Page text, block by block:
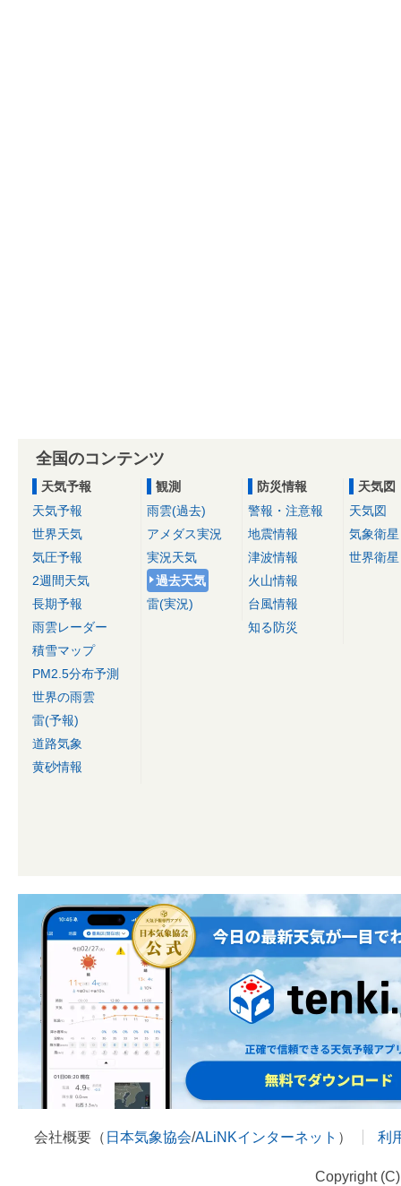
全国のコンテンツ
天気予報
天気予報
世界天気
気圧予報
2週間天気
長期予報
雨雲レーダー
積雪マップ
PM2.5分布予測
世界の雨雲
雷(予報)
道路気象
黄砂情報
観測
雨雲(過去)
アメダス実況
実況天気
過去天気
雷(実況)
防災情報
警報・注意報
地震情報
津波情報
火山情報
台風情報
知る防災
天気図
天気図
気象衛星
世界衛星
会社概要（ 日本気象協会/ALiNKインターネット ） 利
Copyright